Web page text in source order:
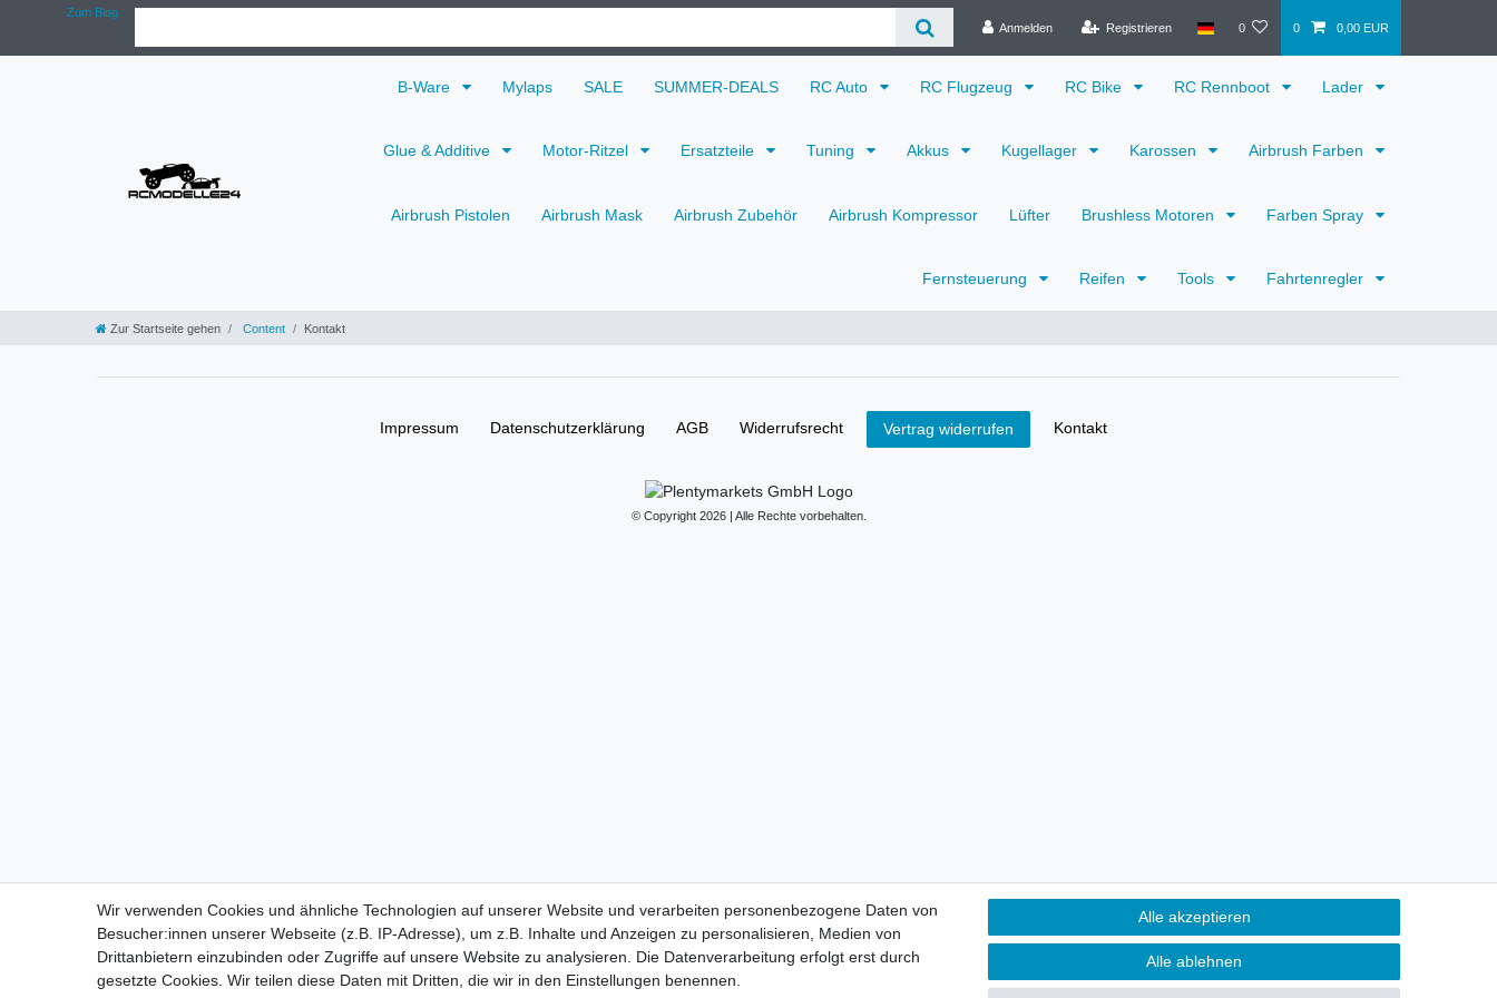
Zum Blog
Anmelden
Registrieren 0 0 0,00 EUR
B-Ware Mylaps SALE SUMMER-DEALS RC Auto RC Flugzeug RC Bike RC Rennboot Lader
Glue & Additive Motor-Ritzel Ersatzteile Tuning Akkus Kugellager Karossen Airbrush Farben
Airbrush Pistolen Airbrush Mask Airbrush Zubehör Airbrush Kompressor Lüfter Brushless Motoren Farben Spray
Fernsteuerung Reifen Tools Fahrtenregler
Zur Startseite gehen Content Kontakt
Impressum Daten­schutz­erklärung AGB Widerrufs­recht Vertrag widerrufen Kontakt
© Copyright 2026 | Alle Rechte vorbehalten.
Wir verwenden Cookies und ähnliche Technologien auf unserer Website und verarbeiten personenbezogene Daten von
Besucher:innen unserer Webseite (z.B. IP-Adresse), um z.B. Inhalte und Anzeigen zu personalisieren, Medien von
Drittanbietern einzubinden oder Zugriffe auf unsere Website zu analysieren. Die Datenverarbeitung erfolgt erst durch
gesetzte Cookies. Wir teilen diese Daten mit Dritten, die wir in den Einstellungen benennen.
Alle akzeptieren
Alle ablehnen